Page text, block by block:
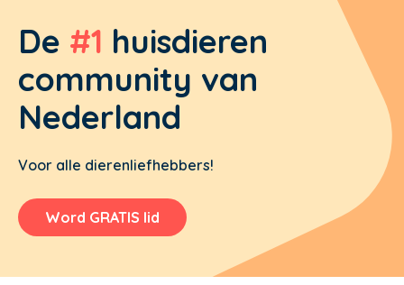
De #1 huisdieren
community van
Nederland
Voor alle dierenliefhebbers!
Word GRATIS lid